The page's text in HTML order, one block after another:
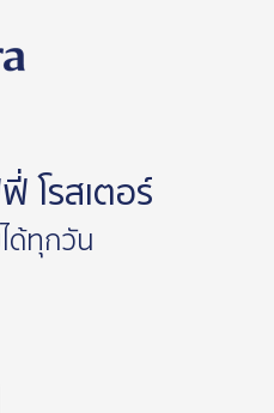
โรสเตอร์
ด้ทุกวัน